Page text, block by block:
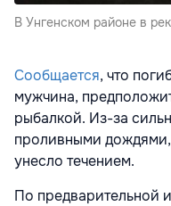
В Унгенском районе в
Сообщается, что
мужчина,
рыбалкой. Из-за
проливными
унесло течением.
По предварительной